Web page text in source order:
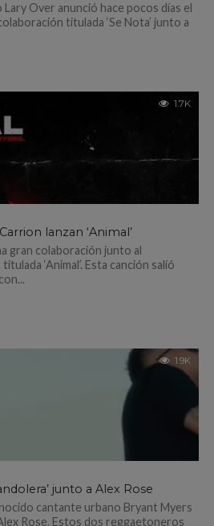
Over anunció hace pocos días el
titulada ‘Se Nota’ junto a
1.7K
lanzan ‘Animal’
gran colaboración junto al
‘Animal’. Esta canción salió
1.9K
junto a Alex Rose
cantante urbano Bryant Myers
Rose. Estos dos reggaetoneros